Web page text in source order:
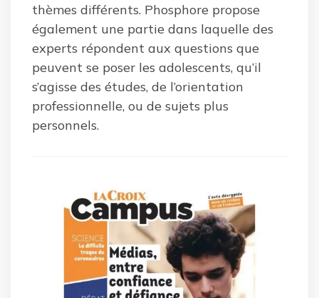
thèmes différents. Phosphore propose
également une partie dans laquelle des
experts répondent aux questions que
peuvent se poser les adolescents, qu’il
s’agisse des études, de l’orientation
professionnelle, ou de sujets plus
personnels.